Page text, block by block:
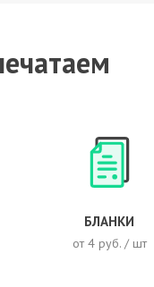
от 4 руб. / шт
БЛАНКИ